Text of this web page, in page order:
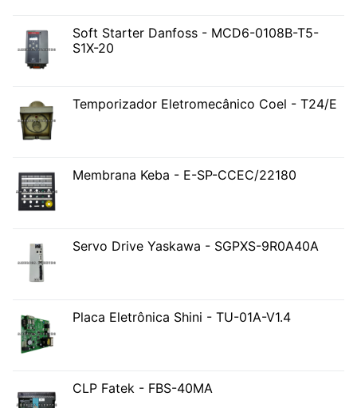
Soft Starter Danfoss - MCD6-0108B-T5-
S1X-20
Temporizador Eletromecânico Coel - T24/E
Membrana Keba - E-SP-CCEC/22180
Servo Drive Yaskawa - SGPXS-9R0A40A
Placa Eletrônica Shini - TU-01A-V1.4
CLP Fatek - FBS-40MA